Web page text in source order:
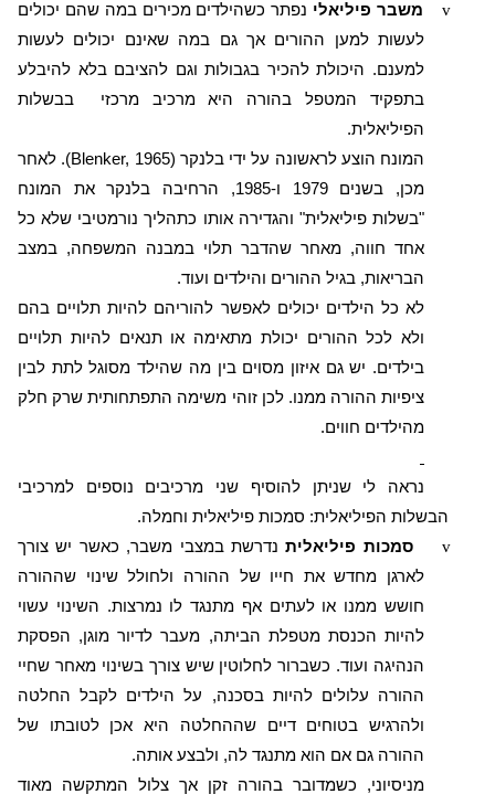
v
משבר פיליאלי נפתר כשהילדים מכירים במה שהם יכולים
לעשות למען ההורים אך גם במה שאינם יכולים לעשות
למענם. היכולת להכיר בגבולות וגם להציבם בלא להיבלע
בתפקיד המטפל בהורה היא מרכיב מרכזי
בבשלות
הפיליאלית.
המונח הוצע לראשונה על ידי בלנקר (Blenker, 1965). לאחר
מכן, בשנים 79
19
ו-1985, הרחיבה בלנקר את המונח
"בשלות פיליאלית" והגדירה אותו כתהליך נורמטיבי שלא כל
אחד חווה, מאחר שהדבר תלוי במבנה המשפחה, במצב
הבריאות, בגיל ההורים והילדים ועוד.
לא כל הילדים יכולים לאפשר להוריהם להיות תלויים בהם
ולא לכל ההורים יכולת מתאימה או תנאים להיות תלויים
בילדים. יש גם איזון מסוים בין מה שהילד מסוגל לתת לבין
ציפיות ההורה ממנו. לכן זוהי משימה התפתחותית שרק חלק
מהילדים חווים.
נראה לי שניתן להוסיף שני מרכיבים נוספים למרכיבי
הבשלות הפיליאלית: סמכות פיליאלית וחמלה.
v
סמכות פיליאליתנדרשת במצבי משבר, כאשר יש צורך
לארגן מחדש את חייו של ההורה ולחולל שינוי שההורה
חושש ממנו או לעתים אף מתנגד לו נמרצות. השינוי עשוי
להיות הכנסת מטפלת הביתה, מעבר לדיור מוגן, הפסקת
הנהיגה ועוד. כשברור לחלוטין שיש צורך בשינוי מאחר שחיי
ההורה עלולים להיות בסכנה, על הילדים לקבל החלטה
ולהרגיש בטוחים דיים שההחלטה היא אכן לטובתו של
ההורה גם אם הוא מתנגד לה, ולבצע אותה.
מניסיוני, כשמדובר בהורה זקן אך צלול המתקשה מאוד